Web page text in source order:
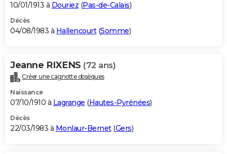
10/01/1913 à Douriez (Pas-de-Calais)
Décès
04/08/1983 à Hallencourt(Somme)
Jeanne RIXENS (72 ans)
Créer une cagnotte obsèques
Naissance
07/10/1910 à Lagrange (Hautes-Pyrénées)
Décès
22/03/1983 à Monlaur-Bernet(Gers)